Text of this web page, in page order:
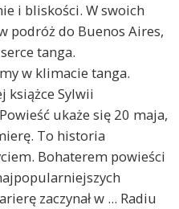
i bliskości. W swoich
podróż do Buenos Aires,
tanga.
w klimacie tanga.
książce Sylwii
ukaże się 20 maja,
To historia
Bohaterem powieści
zaczynał w ... Radiu